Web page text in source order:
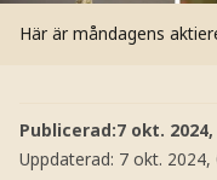
Här är måndagens
Publicerad:7 okt. 2024,
Uppdaterad: 7 okt. 2024,